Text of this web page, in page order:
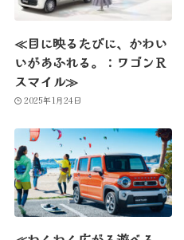
≪目に映るたびに、かわい
いがあふれる。：ワゴンＲ
スマイル≫
2025年1月24日